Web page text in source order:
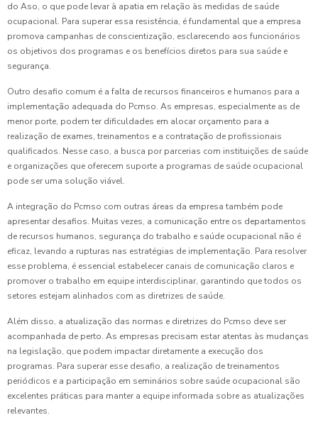
do Aso, o que pode levar à apatia em relação às medidas de saúde
ocupacional. Para superar essa resistência, é fundamental que a empresa
promova campanhas de conscientização, esclarecendo aos funcionários
os objetivos dos programas e os benefícios diretos para sua saúde e
segurança.
Outro desafio comum é a falta de recursos financeiros e humanos para a
implementação adequada do Pcmso. As empresas, especialmente as de
menor porte, podem ter dificuldades em alocar orçamento para a
realização de exames, treinamentos e a contratação de profissionais
qualificados. Nesse caso, a busca por parcerias com instituições de saúde
e organizações que oferecem suporte a programas de saúde ocupacional
pode ser uma solução viável.
A integração do Pcmso com outras áreas da empresa também pode
apresentar desafios. Muitas vezes, a comunicação entre os departamentos
de recursos humanos, segurança do trabalho e saúde ocupacional não é
eficaz, levando a rupturas nas estratégias de implementação. Para resolver
esse problema, é essencial estabelecer canais de comunicação claros e
promover o trabalho em equipe interdisciplinar, garantindo que todos os
setores estejam alinhados com as diretrizes de saúde.
Além disso, a atualização das normas e diretrizes do Pcmso deve ser
acompanhada de perto. As empresas precisam estar atentas às mudanças
na legislação, que podem impactar diretamente a execução dos
programas. Para superar esse desafio, a realização de treinamentos
periódicos e a participação em seminários sobre saúde ocupacional são
excelentes práticas para manter a equipe informada sobre as atualizações
relevantes.